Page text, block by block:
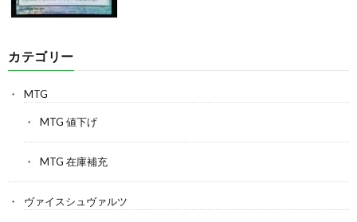
カテゴリー
MTG
MTG 値下げ
MTG 在庫補充
ヴァイスシュヴァルツ